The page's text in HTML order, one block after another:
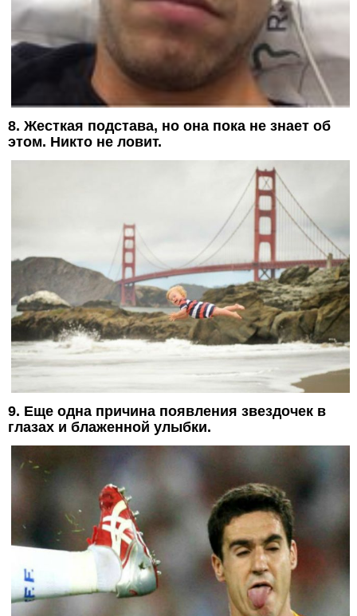
8. Жесткая подстава, но она пока не знает об
этом. Никто не ловит.
9. Еще одна причина появления звездочек в
глазах и блаженной улыбки.